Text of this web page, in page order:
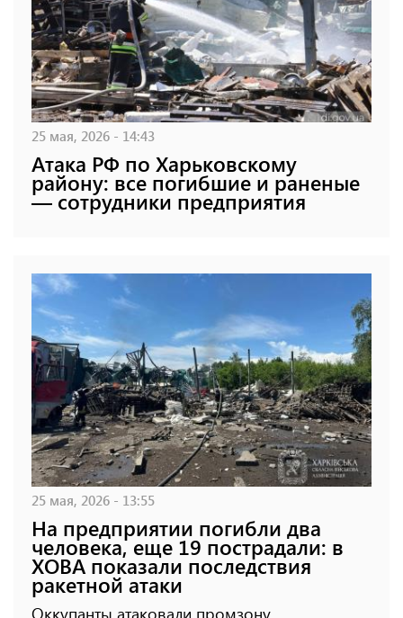
25 мая, 2026 - 14:43
Атака РФ по Харьковскому
району: все погибшие и раненые
— сотрудники предприятия
25 мая, 2026 - 13:55
На предприятии погибли два
человека, еще 19 пострадали: в
ХОВА показали последствия
ракетной атаки
Оккупанты атаковали промзону